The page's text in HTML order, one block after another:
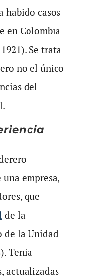
habido casos
en Colombia
1921). Se trata
no el único
del
empresa,
que
de la
de la Unidad
Tenía
actualizadas